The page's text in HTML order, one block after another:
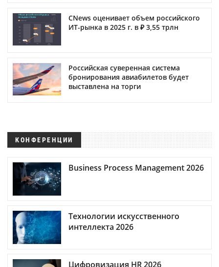
CNews оценивает объем российского
ИТ-рынка в 2025 г. в ₽ 3,55 трлн
Российская суверенная система
бронирования авиабилетов будет
выставлена на торги
КОНФЕРЕНЦИИ
Business Process Management 2026
Технологии искусственного
интеллекта 2026
Цифровизация HR 2026